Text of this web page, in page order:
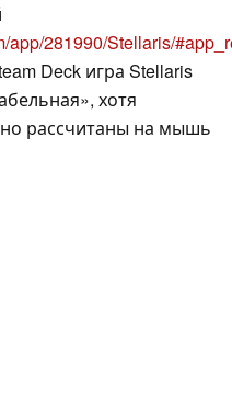
app/281990/Stellaris/
Deck игра Stellaris
хотя
рассчитаны на мышь